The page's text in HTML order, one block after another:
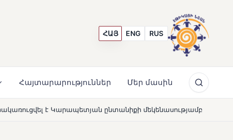
ՀԱՅ ENG RUS
Հայտարարություններ Մեր մասին
մեկենասությամբ NEWS Լողավազա՞ն, թե՞